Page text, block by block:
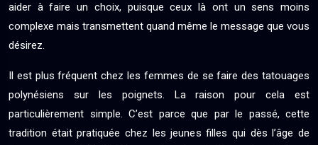
aider à faire un choix, puisque ceux là ont un sens moins
complexe mais transmettent quand même le message que vous
désirez.
Il est plus fréquent chez les femmes de se faire des tatouages
polynésiens sur les poignets. La raison pour cela est
particulièrement simple. C’est parce que par le passé, cette
tradition était pratiquée chez les jeunes filles qui dès l’âge de